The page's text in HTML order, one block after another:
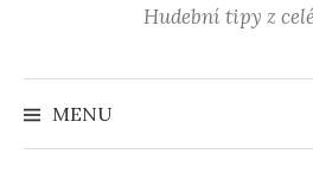
Hudební tipy z
MENU